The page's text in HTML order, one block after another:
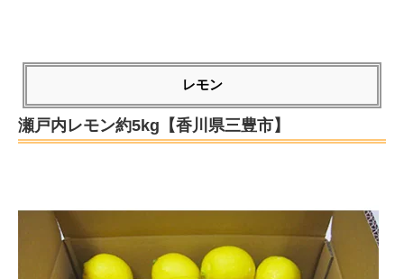
レモン
瀬戸内レモン約5kg【香川県三豊市】